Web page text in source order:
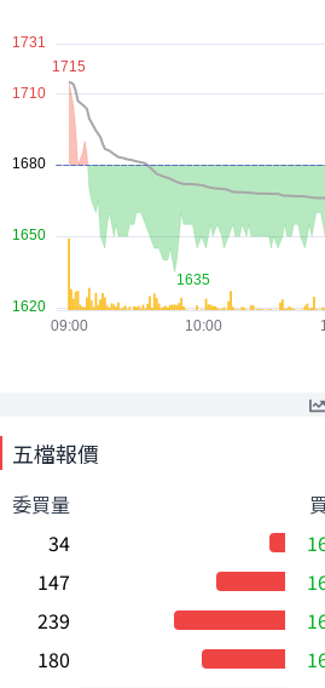
五檔報價
委買量
34
147
239
180